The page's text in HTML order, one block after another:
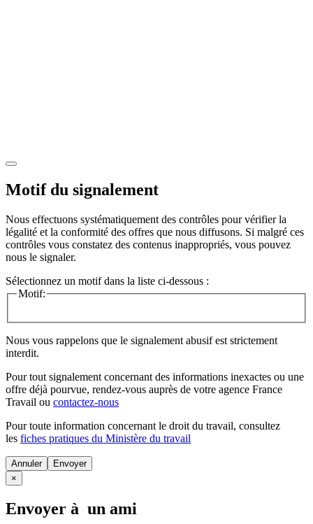
Motif du signalement
Nous effectuons systématiquement des contrôles pour vérifier la
légalité et la conformité des offres que nous diffusons. Si malgré ces
contrôles vous constatez des contenus inappropriés, vous pouvez
nous le signaler.
Sélectionnez un motif dans la liste ci-dessous :
Motif:
Nous vous rappelons que le signalement abusif est strictement
interdit.
Pour tout signalement concernant des informations inexactes ou une
offre déjà pourvue, rendez-vous auprès de votre agence France
Travail ou contactez-nous
Pour toute information concernant le droit du travail, consultez
les fiches pratiques du Ministère du travail
Annuler
×
Envoyer à un ami